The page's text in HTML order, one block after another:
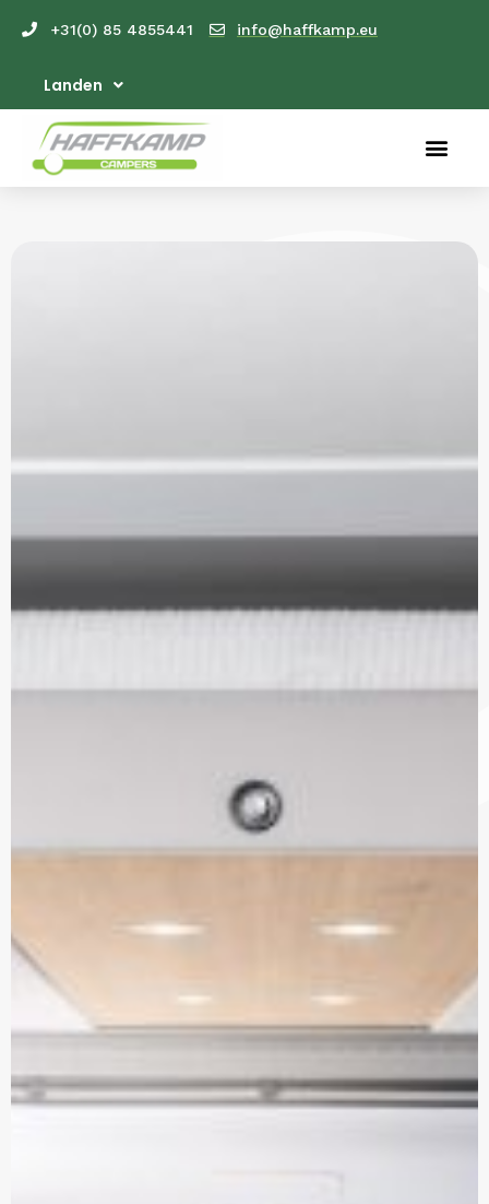
+31(0) 85 4855441 info@haffkamp.eu
Landen